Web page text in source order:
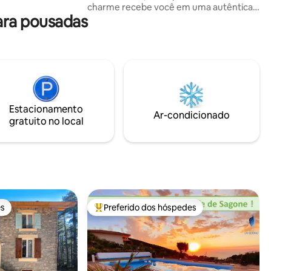
charme recebe você em uma autêntica
pousada de estilo inglês e vintage.
Aproveite o terraço privativo com vista
pérgula. Estacionamento seguro
Refeições de anfitriões da Córsega
mediante solicitação.
pousadas
Estacionamento
gratuito no local
Ar-condicionado
Entre os melhores preferidos dos hóspedes
Preferido dos hóspedes